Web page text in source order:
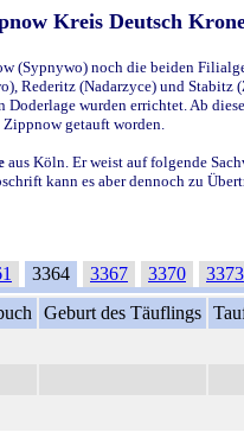
Kreis Deutsch
(Sypnywo) noch die beiden
Rederitz (Nadarzyce) und
wurden errichtet. Ab
getauft worden.
aus Köln. Er weist auf folgende
kann es aber dennoch zu
3364 3367 3370 3373
Geburt des Täuflings